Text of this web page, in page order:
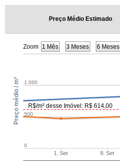
Preço Médio Estimado
R$/m² desse Imóvel: R$ 614,00
Zoom
1. Set 8. Set
0
500
1.000
Preço médio / m²
1 Mês 3 Meses 6 Meses